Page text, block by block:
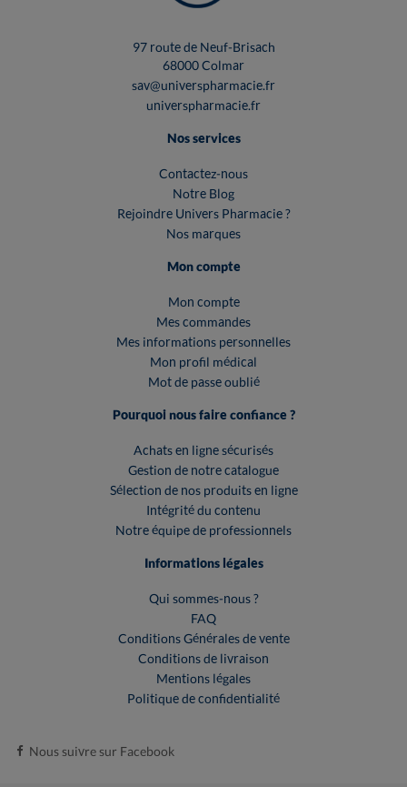
97 route de Neuf-Brisach
68000 Colmar
sav@universpharmacie.fr
universpharmacie.fr
Nos services
Contactez-nous
Notre Blog
Rejoindre Univers Pharmacie ?
Nos marques
Mon compte
Mon compte
Mes commandes
Mes informations personnelles
Mon profil médical
Mot de passe oublié
Pourquoi nous faire confiance ?
Achats en ligne sécurisés
Gestion de notre catalogue
Sélection de nos produits en ligne
Intégrité du contenu
Notre équipe de professionnels
Informations légales
Qui sommes-nous ?
FAQ
Conditions Générales de vente
Conditions de livraison
Mentions légales
Politique de confidentialité
Nous suivre sur Facebook